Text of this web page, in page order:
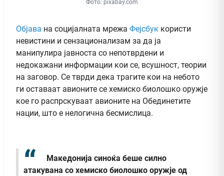
Фото: pixabay.com
Објава на социјалната мрежа Фејсбук користи
невистини и сензационализам за да ја
манипулира јавноста со непотврдени и
недокажани информации кои се, всушност, теории
на заговор. Се тврди дека трагите кои на небото
ги оставаат авионите се хемиско биолошко оружје
кое го распрскуваат авионите на Обединетите
нации, што е нелогична бесмислица.
Македонија синоќа беше силно
атакувана со хемиско биолошко оружје од